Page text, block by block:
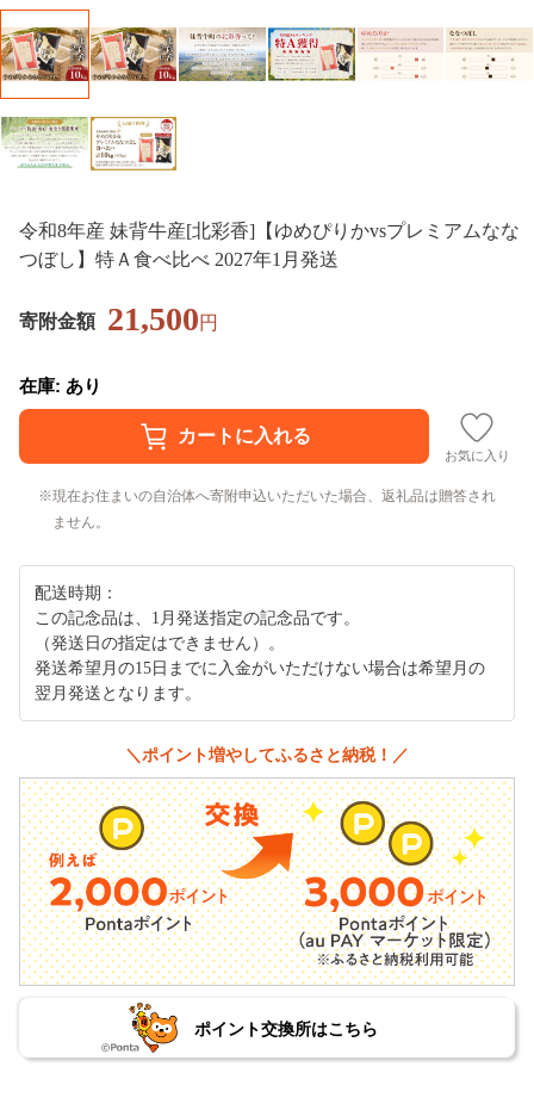
令和8年産 妹背牛産[北彩香]【ゆめぴりかvsプレミアムなな
つぼし】特Ａ食べ比べ 2027年1月発送
寄附金額 21,500円
在庫: あり
お気に入り
現在お住まいの自治体へ寄附申込いただいた場合、返礼品は贈答され
ません。
配送時期：
この記念品は、1月発送指定の記念品です。
（発送日の指定はできません）。
発送希望月の15日までに入金がいただけない場合は希望月の
翌月発送となります。
＼ポイント増やしてふるさと納税！／
ポイント交換所はこちら